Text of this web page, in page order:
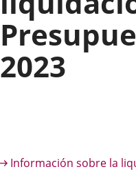
2023
Información sobre la